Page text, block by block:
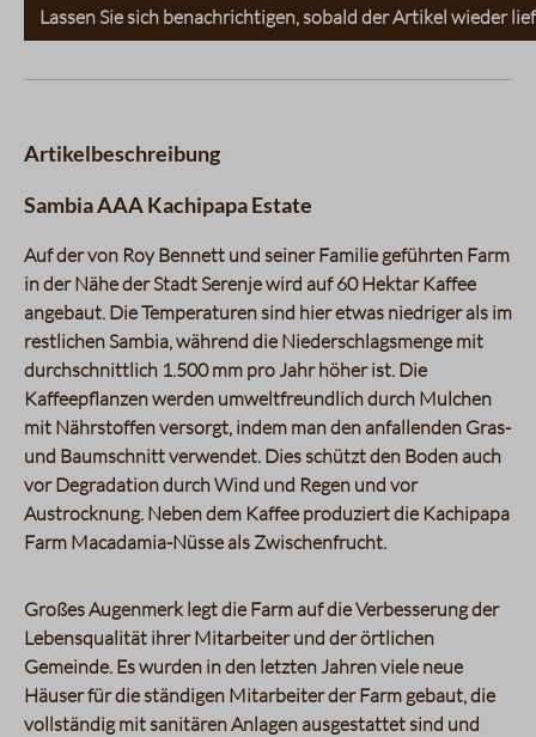
Lassen Sie sich benachrichtigen, sobald der Artikel wieder
Artikelbeschreibung
Sambia AAA Kachipapa Estate
Auf der von Roy Bennett und seiner Familie geführten Farm
in der Nähe der Stadt Serenje wird auf 60 Hektar Kaffee
angebaut. Die Temperaturen sind hier etwas niedriger als im
restlichen Sambia, während die Niederschlagsmenge mit
durchschnittlich 1.500 mm pro Jahr höher ist. Die
Kaffeepflanzen werden umweltfreundlich durch Mulchen
mit Nährstoffen versorgt, indem man den anfallenden Gras-
und Baumschnitt verwendet. Dies schützt den Boden auch
vor Degradation durch Wind und Regen und vor
Austrocknung. Neben dem Kaffee produziert die Kachipapa
Farm Macadamia-Nüsse als Zwischenfrucht.
Großes Augenmerk legt die Farm auf die Verbesserung der
Lebensqualität ihrer Mitarbeiter und der örtlichen
Gemeinde. Es wurden in den letzten Jahren viele neue
Häuser für die ständigen Mitarbeiter der Farm gebaut, die
vollständig mit sanitären Anlagen ausgestattet sind und